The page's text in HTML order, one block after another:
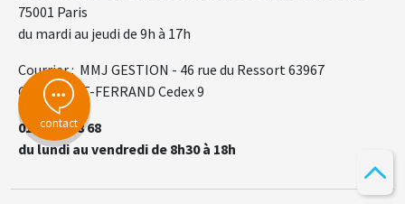
contact
75001 Paris
du mardi au jeudi de 9h à 17h
Courrier : MMJ GESTION - 46 rue du Ressort 63967
CLERMONT-FERRAND Cedex 9
01 44 76 68 68
du lundi au vendredi de 8h30 à 18h